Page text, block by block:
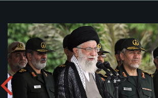
سماحة القائد آية الله العظمى الخامنئي
تحميل الألبوم:zip